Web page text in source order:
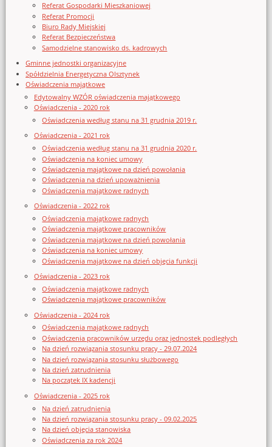
Referat Gospodarki Mieszkaniowej
Referat Promocji
Biuro Rady Miejskiej
Referat Bezpieczeństwa
Samodzielne stanowisko ds. kadrowych
Gminne jednostki organizacyjne
Spółdzielnia Energetyczna Olsztynek
Oświadczenia majątkowe
Edytowalny WZÓR oświadczenia majątkowego
Oświadczenia - 2020 rok
Oświadczenia według stanu na 31 grudnia 2019 r.
Oświadczenia - 2021 rok
Oświadczenia według stanu na 31 grudnia 2020 r.
Oświadczenia na koniec umowy
Oświadczenia majątkowe na dzień powołania
Oświadczenia na dzień upoważnienia
Oświadczenia majątkowe radnych
Oświadczenia - 2022 rok
Oświadczenia majątkowe radnych
Oświadczenia majątkowe pracowników
Oświadczenia majątkowe na dzień powołania
Oświadczenia na koniec umowy
Oświadczenia majątkowe na dzień objęcia funkcji
Oświadczenia - 2023 rok
Oświadczenia majątkowe radnych
Oświadczenia majątkowe pracowników
Oświadczenia - 2024 rok
Oświadczenia majątkowe radnych
Oświadczenia pracowników urzędu oraz jednostek podległych
Na dzień rozwiązania stosunku pracy - 29.07.2024
Na dzień rozwiązania stosunku służbowego
Na dzień zatrudnienia
Na początek IX kadencji
Oświadczenia - 2025 rok
Na dzień zatrudnienia
Na dzień rozwiązania stosunku pracy - 09.02.2025
Na dzień objęcia stanowiska
Oświadczenia za rok 2024